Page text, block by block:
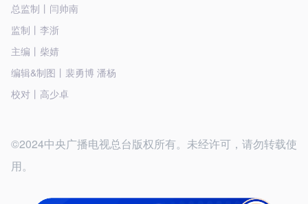
总监制丨闫帅南
监制丨李浙
主编丨柴婧
编辑&制图丨裴勇博 潘杨
校对丨高少卓
©2024中央广播电视总台版权所有。未经许可，请勿转载使
用。